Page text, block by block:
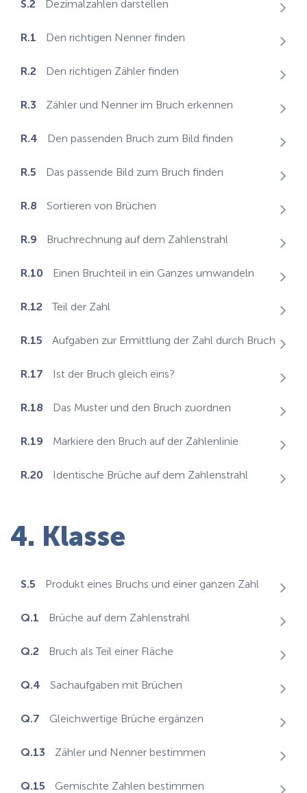
S.2 Dezimalzahlen darstellen
R.1 Den richtigen Nenner finden
R.2 Den richtigen Zähler finden
R.3 Zähler und Nenner im Bruch erkennen
R.4 Den passenden Bruch zum Bild finden
R.5 Das passende Bild zum Bruch finden
R.8 Sortieren von Brüchen
R.9 Bruchrechnung auf dem Zahlenstrahl
R.10 Einen Bruchteil in ein Ganzes umwandeln
R.12 Teil der Zahl
R.15 Aufgaben zur Ermittlung der Zahl durch Bruch
R.17 Ist der Bruch gleich eins?
R.18 Das Muster und den Bruch zuordnen
R.19 Markiere den Bruch auf der Zahlenlinie
R.20 Identische Brüche auf dem Zahlenstrahl
4. Klasse
S.5 Produkt eines Bruchs und einer ganzen Zahl
Q.1 Brüche auf dem Zahlenstrahl
Q.2 Bruch als Teil einer Fläche
Q.4 Sachaufgaben mit Brüchen
Q.7 Gleichwertige Brüche ergänzen
Q.13 Zähler und Nenner bestimmen
Q.15 Gemischte Zahlen bestimmen